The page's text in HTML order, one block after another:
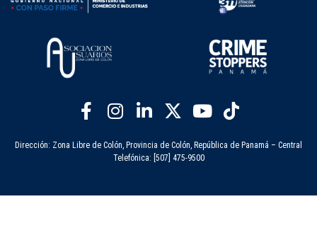
Dirección: Zona Libre de Colón, Provincia de Colón, República de Panamá – Central
Telefónica: [507] 475-9500